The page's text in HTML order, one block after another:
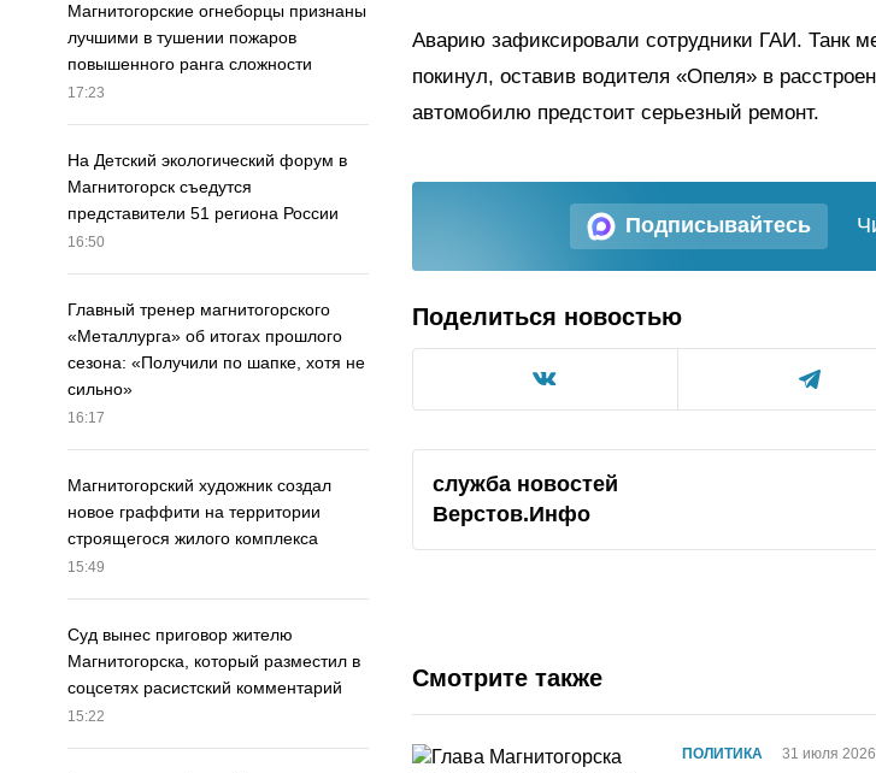
Магнитогорские огнеборцы признаны
лучшими в тушении пожаров
повышенного ранга сложности
17:23
На Детский экологический форум в
Магнитогорск съедутся
представители 51 региона России
16:50
Главный тренер магнитогорского
«Металлурга» об итогах прошлого
сезона: «Получили по шапке, хотя не
сильно»
16:17
Магнитогорский художник создал
новое граффити на территории
строящегося жилого комплекса
15:49
Суд вынес приговор жителю
Магнитогорска, который разместил в
соцсетях расистский комментарий
15:22
Аварию зафиксировали сотрудники ГАИ. Танк
покинул, оставив водителя «Опеля» в
автомобилю предстоит серьезный ремонт.
Подписывайтесь
Поделиться новостью
служба новостей
Верстов.Инфо
Смотрите также
ПОЛИТИКА 31 июля 2026